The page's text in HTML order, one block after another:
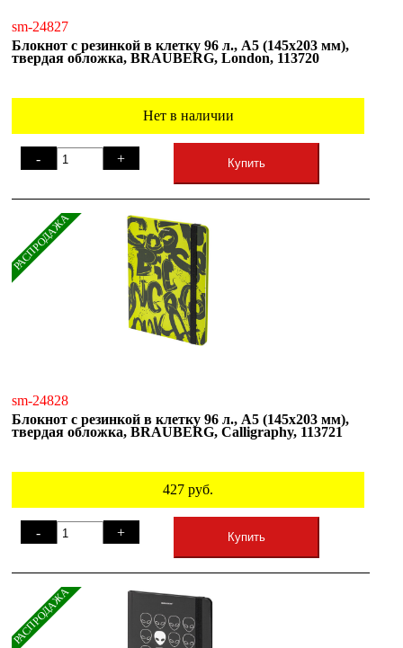
sm-24827
Блокнот с резинкой в клетку 96 л., А5 (145х203 мм),
твердая обложка, BRAUBERG, London, 113720
Нет в наличии
- + Купить
РАСПРОДАЖА
sm-24828
Блокнот с резинкой в клетку 96 л., А5 (145х203 мм),
твердая обложка, BRAUBERG, Calligraphy, 113721
427 руб.
- + Купить
РАСПРОДАЖА